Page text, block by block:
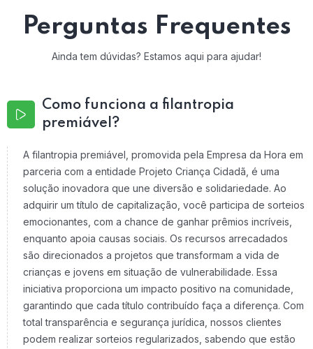
Perguntas Frequentes
Ainda tem dúvidas? Estamos aqui para ajudar!
Como funciona a filantropia
premiável?
A filantropia premiável, promovida pela Empresa da Hora em
parceria com a entidade Projeto Criança Cidadã, é uma
solução inovadora que une diversão e solidariedade. Ao
adquirir um título de capitalização, você participa de sorteios
emocionantes, com a chance de ganhar prêmios incríveis,
enquanto apoia causas sociais. Os recursos arrecadados
são direcionados a projetos que transformam a vida de
crianças e jovens em situação de vulnerabilidade. Essa
iniciativa proporciona um impacto positivo na comunidade,
garantindo que cada título contribuído faça a diferença. Com
total transparência e segurança jurídica, nossos clientes
podem realizar sorteios regularizados, sabendo que estão